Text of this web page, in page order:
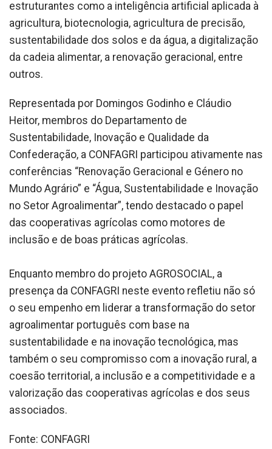
estruturantes como a inteligência artificial aplicada à
agricultura, biotecnologia, agricultura de precisão,
sustentabilidade dos solos e da água, a digitalização
da cadeia alimentar, a renovação geracional, entre
outros.
Representada por Domingos Godinho e Cláudio
Heitor, membros do Departamento de
Sustentabilidade, Inovação e Qualidade da
Confederação, a CONFAGRI participou ativamente nas
conferências “Renovação Geracional e Género no
Mundo Agrário” e “Água, Sustentabilidade e Inovação
no Setor Agroalimentar”, tendo destacado o papel
das cooperativas agrícolas como motores de
inclusão e de boas práticas agrícolas.
Enquanto membro do projeto AGROSOCIAL, a
presença da CONFAGRI neste evento refletiu não só
o seu empenho em liderar a transformação do setor
agroalimentar português com base na
sustentabilidade e na inovação tecnológica, mas
também o seu compromisso com a inovação rural, a
coesão territorial, a inclusão e a competitividade e a
valorização das cooperativas agrícolas e dos seus
associados.
Fonte: CONFAGRI